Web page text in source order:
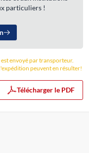
particuliers !
envoyé par transporteur.
peuvent en résulter!
Télécharger le PDF